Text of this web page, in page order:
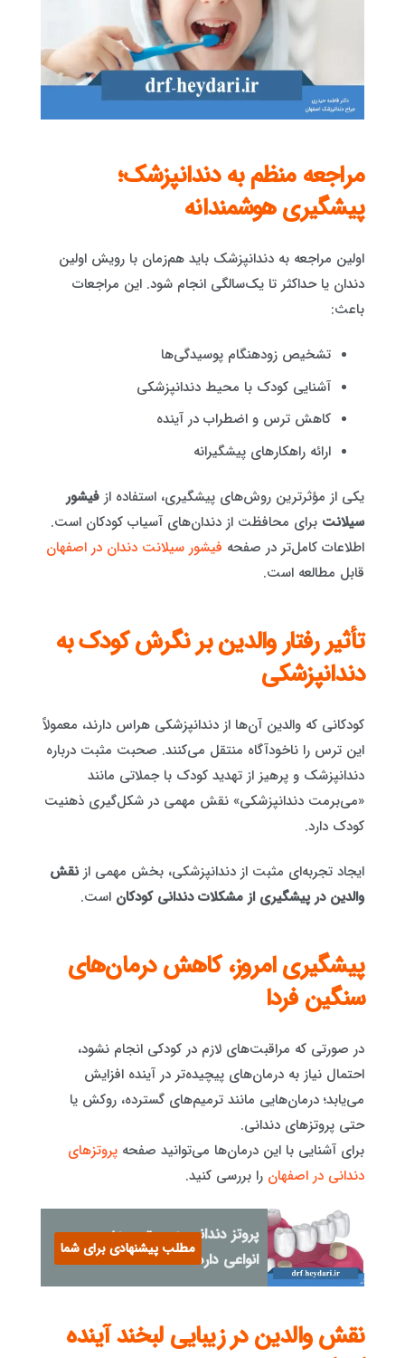
مراجعه منظم به دندانپزشک؛
پیشگیری هوشمندانه
اولین مراجعه به دندانپزشک باید هم‌زمان با رویش اولین
دندان یا حداکثر تا یک‌سالگی انجام شود. این مراجعات
باعث:
تشخیص زودهنگام پوسیدگی‌ها
آشنایی کودک با محیط دندانپزشکی
کاهش ترس و اضطراب در آینده
ارائه راهکارهای پیشگیرانه
یکی از مؤثرترین روش‌های پیشگیری، استفاده از فیشور
سیلانت برای محافظت از دندان‌های آسیاب کودکان است.
اطلاعات کامل‌تر در صفحه فیشور سیلانت دندان در اصفهان
قابل مطالعه است.
تأثیر رفتار والدین بر نگرش کودک به
دندانپزشکی
کودکانی که والدین آن‌ها از دندانپزشکی هراس دارند، معمولاً
این ترس را ناخودآگاه منتقل می‌کنند. صحبت مثبت درباره
دندانپزشک و پرهیز از تهدید کودک با جملاتی مانند
«می‌برمت دندانپزشکی» نقش مهمی در شکل‌گیری ذهنیت
کودک دارد.
ایجاد تجربه‌ای مثبت از دندانپزشکی، بخش مهمی ازنقش
والدین در پیشگیری از مشکلات دندانی کودکان است.
پیشگیری امروز، کاهش درمان‌های
سنگین فردا
در صورتی که مراقبت‌های لازم در کودکی انجام نشود،
احتمال نیاز به درمان‌های پیچیده‌تر در آینده افزایش
می‌یابد؛ درمان‌هایی مانند ترمیم‌های گسترده، روکش یا
حتی پروتزهای دندانی.
برای آشنایی با این درمان‌ها می‌توانید صفحه پروتزهای
دندانی در اصفهان را بررسی کنید.
پروتز دندانی چیست و چه
انواعی دارد؟مطلب پیشنهادی برای شما
نقش والدین در زیبایی لبخند آینده